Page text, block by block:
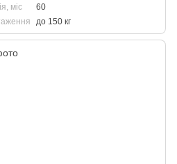
міс
60
до 150 кг